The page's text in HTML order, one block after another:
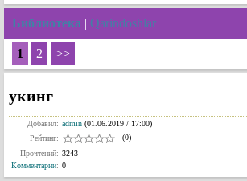
Библиотека | Qarindoshlar
1 2 >>
укинг
Добавил: admin (01.06.2019 / 17:00)
Рейтинг:
(0)
Прочтений: 3243
Комментарии: 0